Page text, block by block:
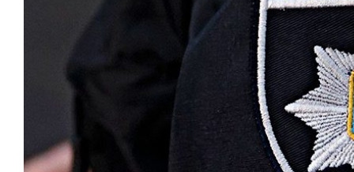
НОВИНИ ЗАХІДНОЇ УКРАЇНИ